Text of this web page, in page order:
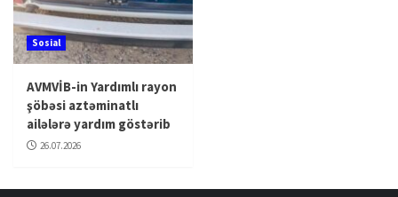
Sosial
AVMVİB-in Yardımlı rayon
şöbəsi aztəminatlı
ailələrə yardım göstərib
26.07.2026